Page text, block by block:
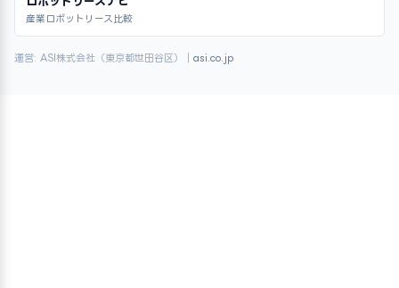
産業ロボットリース比較
運営: ASI株式会社（東京都世田谷区）｜ asi.co.jp